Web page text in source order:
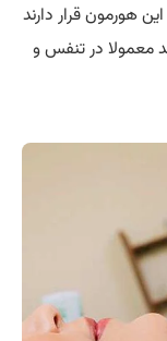
هورمون قرار دارند
معمولا در تنفس و